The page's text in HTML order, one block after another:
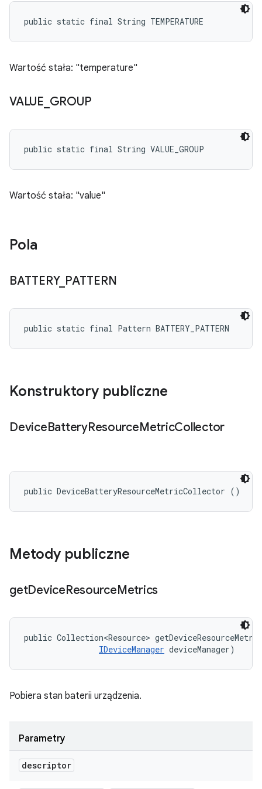
public static final String TEMPERATURE
Wartość stała: "temperature"
VALUE GROUP
public static final String VALUE_GROUP
Wartość stała: "value"
Pola
BATTERY_ PATTERN
public static final Pattern BATTERY_PATTERN
Konstruktory publiczne
DeviceBatteryResourceMetricCollector
public DeviceBatteryResourceMetricCollector ()
Metody publiczne
getDeviceResourceMetrics
public Collection<Resource>
IDeviceManager deviceManager)
Pobiera stan baterii urządzenia.
Parametry
descriptor